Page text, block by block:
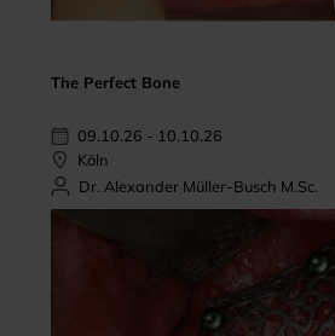
The Perfect Bone
09.10.26 - 10.10.26
Köln
Dr. Alexander Müller-Busch M.Sc.